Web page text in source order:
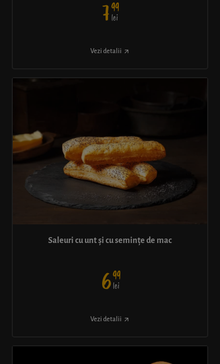
799
lei
Vezi detalii
Saleuri cu unt și cu semințe de mac
699
lei
Vezi detalii